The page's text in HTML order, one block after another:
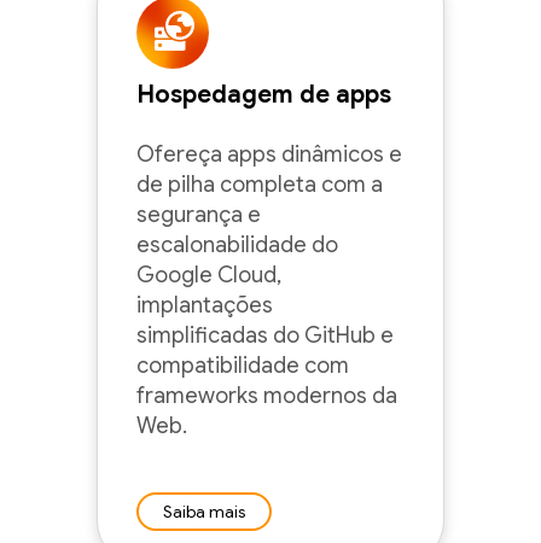
Hospedagem de apps
Ofereça apps dinâmicos e
de pilha completa com a
segurança e
escalonabilidade do
Google Cloud,
implantações
simplificadas do GitHub e
compatibilidade com
frameworks modernos da
Web.
Saiba mais